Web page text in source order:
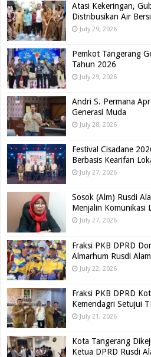
Atasi Kekeringan,
Distribusikan Air
July 29, 2026
Pemkot Tangerang
Tahun 2026
July 29, 2026
Andri S. Permana
Generasi Muda
July 28, 2026
Festival Cisadane
Berbasis Kearifan
July 27, 2026
Sosok (Alm) Rusdi
Menjalin Komunikasi
July 27, 2026
Fraksi PKB DPRD
Almarhum Rusdi Alam
July 22, 2026
Fraksi PKB DPRD
Kemendagri Setujui
July 21, 2026
Kota Tangerang
Ketua DPRD Rusdi